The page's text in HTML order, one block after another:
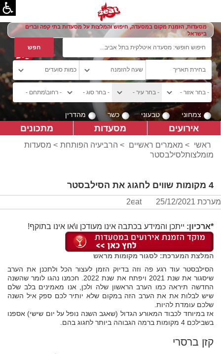
מסעדות, הזמנת מקום במסעדה, חיפוש והמלצות על מסעדות בתי קפה וברים
בישראל
צמחוני טבעוני כשר מהדרין
אירועים מסעדות מתכונים
ראשי > מאמרים ראשיים > הרביעיה הפותחת > מסעדות
מומלצותלסילבסטר
4 מקומות שווים לחגוג את הסילבסטר
מערכת 2eat 25/12/2021
*ארכיון: ייתכן והמידע בכתבה אינו מעודכן ו\או אינו בתוקף!
המלצת המערכת: לסגור מקומות מראש
הסילבסטר עוד רגע פה וזה בדיוק הזמן לעצור הכל ולתכנן את הערב
שיסגור את שנת 2021 ויפתח את שנת 2022. חכמנו נהגו לומר שהשנה
החדשה תיראה כמו הערב הראשון שלה ולכן, אנו מאמינים בלב שלם
שיש לבלות את את הערב הזה במקום שלא יותיר לכם ספק איל השנה
שלכם עומדת להיות.
אז במיוחד לכבוד המאורע הגדול (שאגב השנה נופל על יום שישי) אספנו
בשבילכם 4 מקומות ברמה הגבוהה ביותר לחגוג בהם.
קזן ברסרי